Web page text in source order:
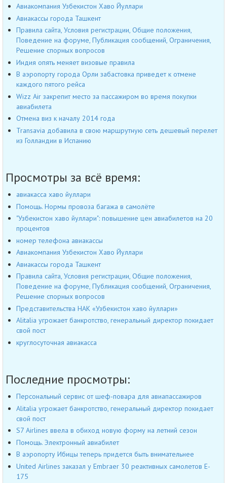
Авиакомпания Узбекистон Хаво Йуллари
Авиакассы города Ташкент
Правила сайта, Условия регистрации, Общие положения,
Поведение на форуме, Публикация сообщений, Ограничения,
Решение спорных вопросов
Индия опять меняет визовые правила
В аэропорту города Орли забастовка приведет к отмене
каждого пятого рейса
Wizz Air закрепит место за пассажиром во время покупки
авиабилета
Отмена виз к началу 2014 года
Transavia добавила в свою маршрутную сеть дешевый перелет
из Голландии в Испанию
Просмотры за всё время:
авиакасса хаво йуллари
Помощь. Нормы провоза багажа в самолёте
"Узбекистон хаво йуллари": повышение цен авиабилетов на 20
процентов
номер телефона авиакассы
Авиакомпания Узбекистон Хаво Йуллари
Авиакассы города Ташкент
Правила сайта, Условия регистрации, Общие положения,
Поведение на форуме, Публикация сообщений, Ограничения,
Решение спорных вопросов
Представительства НАК «Узбекистон хаво йуллари»
Alitalia угрожает банкротство, генеральный директор покидает
свой пост
круглосуточная авиакасса
Последние просмотры:
Персональный сервис от шеф-повара для авиапассажиров
Alitalia угрожает банкротство, генеральный директор покидает
свой пост
S7 Airlines ввела в обиход новую форму на летний сезон
Помощь. Электронный авиабилет
В аэропорту Ибицы теперь придется быть внимательнее
United Airlines заказал у Embraer 30 реактивных самолетов E-
175